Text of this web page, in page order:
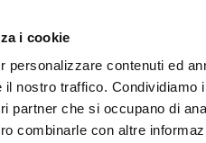
i cookie
personalizzare contenuti ed
il nostro traffico.
partner che si occupano di
combinarle con altre